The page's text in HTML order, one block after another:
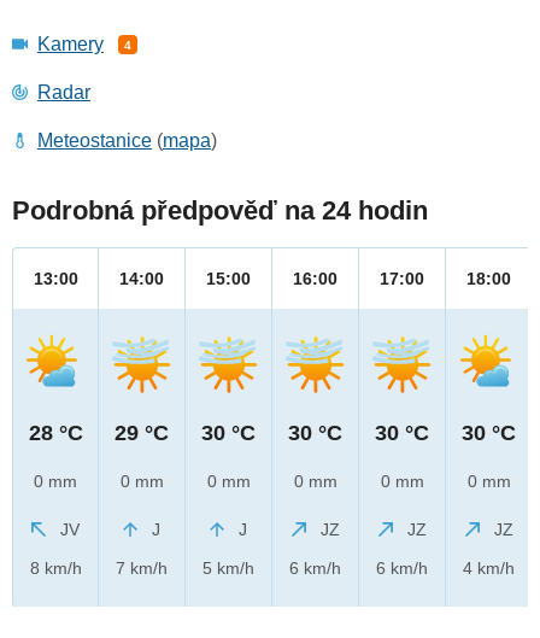
Kamery 4
Radar
Meteostanice (mapa)
Podrobná předpověď na 24 hodin
13:00
28 °C
0 mm
JV
8 km/h
14:00
29 °C
0 mm
J
7 km/h
15:00
30 °C
0 mm
J
5 km/h
16:00
30 °C
0 mm
JZ
6 km/h
17:00
30 °C
0 mm
JZ
6 km/h
18:00
30 °C
0 mm
JZ
4 km/h